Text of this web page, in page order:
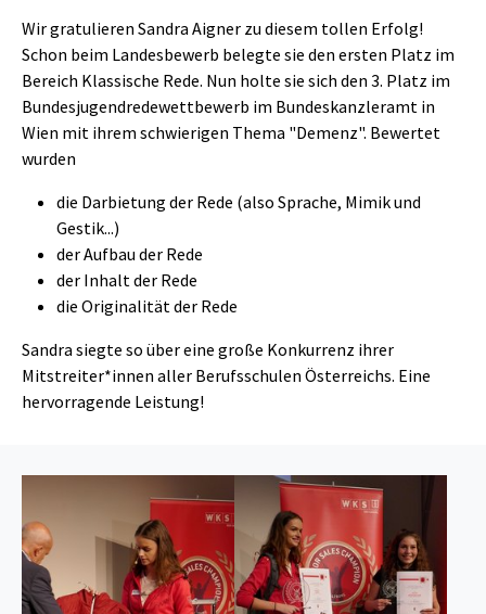
Wir gratulieren Sandra Aigner zu diesem tollen Erfolg!
Schon beim Landesbewerb belegte sie den ersten Platz im
Bereich Klassische Rede. Nun holte sie sich den 3. Platz im
Bundesjugendredewettbewerb im Bundeskanzleramt in
Wien mit ihrem schwierigen Thema "Demenz". Bewertet
wurden
die Darbietung der Rede (also Sprache, Mimik und
Gestik...)
der Aufbau der Rede
der Inhalt der Rede
die Originalität der Rede
Sandra siegte so über eine große Konkurrenz ihrer
Mitstreiter*innen aller Berufsschulen Österreichs. Eine
hervorragende Leistung!
Show larger version